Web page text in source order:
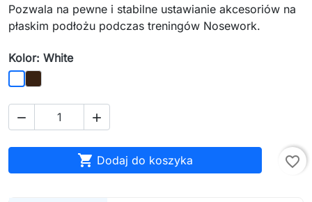
Pozwala na pewne i stabilne ustawianie akcesoriów na
płaskim podłożu podczas treningów Nosework.
Kolor: White
WhiteBrown
 
 Dodaj do koszyka favorite_border